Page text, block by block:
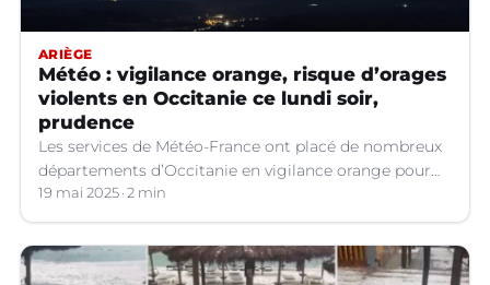
ARIÈGE
Météo : vigilance orange, risque d’orages
violents en Occitanie ce lundi soir,
prudence
Les services de Météo-France ont placé de nombreux
départements d’Occitanie en vigilance orange pour
les orages violents.
19 mai 2025 2 min